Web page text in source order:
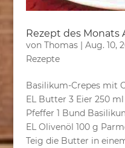
Rezept des Monats
von Thomas| Aug. 10,
Rezepte
Basilikum-Crepes mit
EL Butter 3 Eier 250
Pfeffer 1 Bund
EL Olivenöl 100 g
Teig die Butter in